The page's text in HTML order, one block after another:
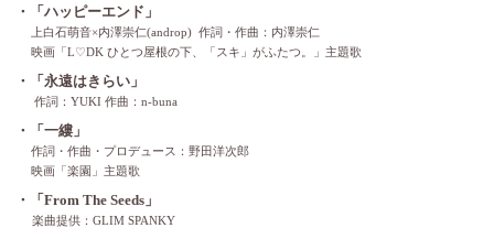
・「ハッピーエンド」
上白石萌音×内澤崇仁(androp) 作詞・作曲：内澤崇仁
映画「L♡DK ひとつ屋根の下、「スキ」がふたつ。」主題歌
・「永遠はきらい」
作詞：YUKI 作曲：n-buna
・「一縷」
作詞・作曲・プロデュース：野田洋次郎
映画「楽園」主題歌
・「From The Seeds」
楽曲提供：GLIM SPANKY